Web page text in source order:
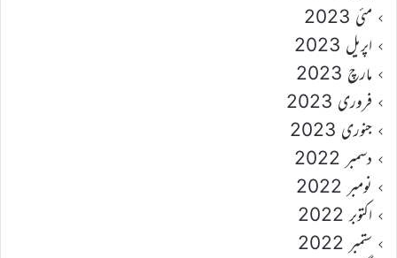
مئی 2023
اپریل 2023
مارچ 2023
فروری 2023
جنوری 2023
دسمبر 2022
نومبر 2022
اکتوبر 2022
ستمبر 2022